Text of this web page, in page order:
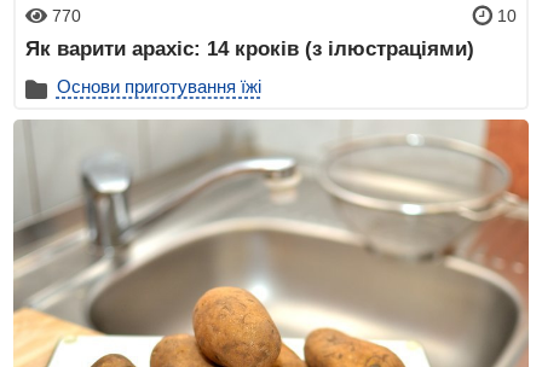
770 10
Як варити арахіс: 14 кроків (з ілюстраціями)
Основи приготування їжі